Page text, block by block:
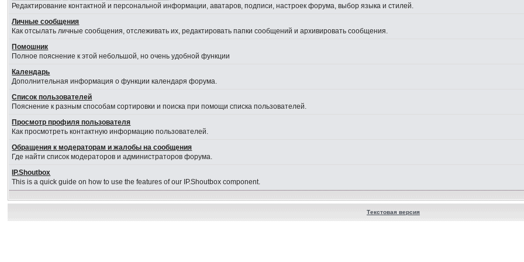
Редактирование контактной и персональной информации, аватаров, подписи, настроек форума, выбор языка и стилей.
Личные сообщения
Как отсылать личные сообщения, отслеживать их, редактировать папки сообщений и архивировать сообщения.
Помошник
Полное пояснение к этой небольшой, но очень удобной функции
Календарь
Дополнительная информация о функции календаря форума.
Список пользователей
Пояснение к разным способам сортировки и поиска при помощи списка пользователей.
Просмотр профиля пользователя
Как просмотреть контактную информацию пользователей.
Обращения к модераторам и жалобы на сообщения
Где найти список модераторов и администраторов форума.
IP.Shoutbox
This is a quick guide on how to use the features of our IP.Shoutbox component.
Текстовая версия